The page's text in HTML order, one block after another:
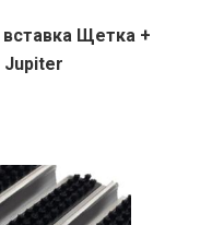
Щетка +
Jupiter